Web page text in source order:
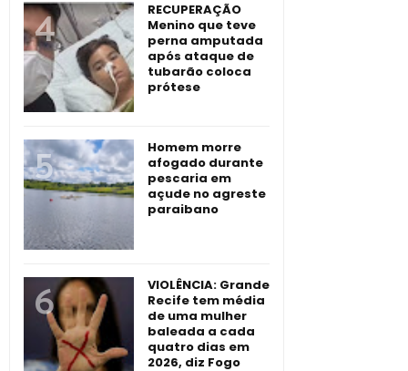
RECUPERAÇÃO
Menino que teve
perna amputada
após ataque de
tubarão coloca
prótese
Homem morre
afogado durante
pescaria em
açude no agreste
paraibano
VIOLÊNCIA: Grande
Recife tem média
de uma mulher
baleada a cada
quatro dias em
2026, diz Fogo